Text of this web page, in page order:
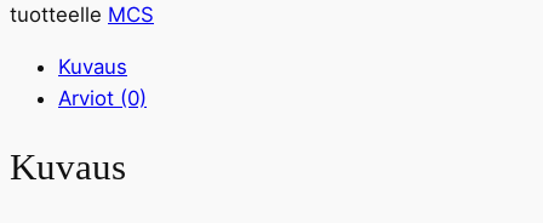
tuotteelle MCS
Kuvaus
Arviot (0)
Kuvaus